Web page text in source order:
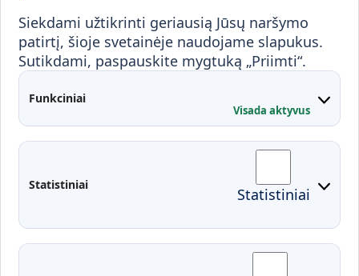
Siekdami užtikrinti geriausią Jūsų naršymo
patirtį, šioje svetainėje naudojame slapukus.
Sutikdami, paspauskite mygtuką „Priimti“.
Funkciniai
Visada aktyvus
Statistiniai Statistiniai
Visuomenei ir verslui
Mokymai ir konsultavimas
Partnerystės
Karjera
Kontaktai
Administracija
Fakultetai
Studentų atstovybė
Moodle
EDINA